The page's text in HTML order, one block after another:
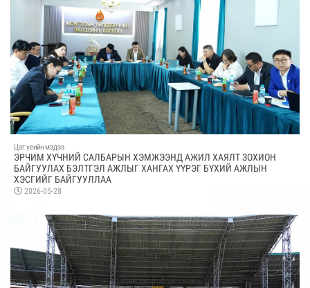
Цаг үеийн мэдээ
ЭРЧИМ ХҮЧНИЙ САЛБАРЫН ХЭМЖЭЭНД АЖИЛ ХАЯЛТ ЗОХИОН
БАЙГУУЛАХ БЭЛТГЭЛ АЖЛЫГ ХАНГАХ ҮҮРЭГ БҮХИЙ АЖЛЫН
ХЭСГИЙГ БАЙГУУЛЛАА
2026-05-28